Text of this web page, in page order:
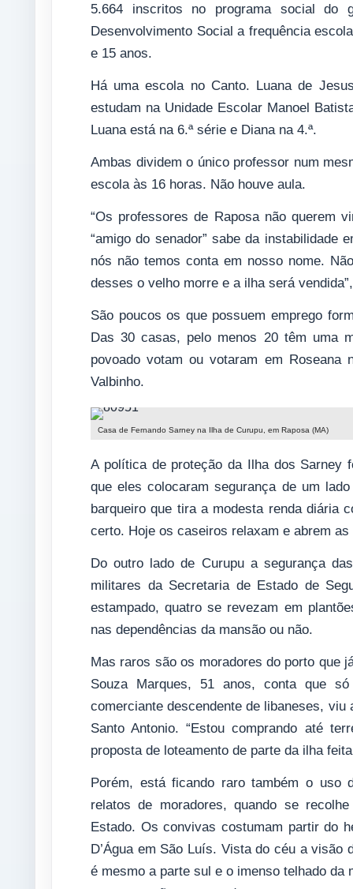
5.664 inscritos no programa social do
Desenvolvimento Social a frequência
e 15 anos.
Há uma escola no Canto. Luana de
estudam na Unidade Escolar Manoel
Luana está na 6.ª série e Diana na 4.ª.
Ambas dividem o único professor num
escola às 16 horas. Não houve aula.
“Os professores de Raposa não querem
“amigo do senador” sabe da instabilidade
nós não temos conta em nosso nome.
desses o velho morre e a ilha será
São poucos os que possuem emprego
Das 30 casas, pelo menos 20 têm uma
povoado votam ou votaram em Roseana
Valbinho.
Casa de Fernando Sarney na Ilha de Curupu, em Raposa (MA)
A política de proteção da Ilha dos Sarney
que eles colocaram segurança de um
barqueiro que tira a modesta renda diária
certo. Hoje os caseiros relaxam e abrem
Do outro lado de Curupu a segurança
militares da Secretaria de Estado de
estampado, quatro se revezam em
nas dependências da mansão ou não.
Mas raros são os moradores do porto que
Souza Marques, 51 anos, conta que
comerciante descendente de libaneses,
Santo Antonio. “Estou comprando até
proposta de loteamento de parte da ilha
Porém, está ficando raro também o uso
relatos de moradores, quando se
Estado. Os convivas costumam partir do
D’Água em São Luís. Vista do céu a
é mesmo a parte sul e o imenso telhado